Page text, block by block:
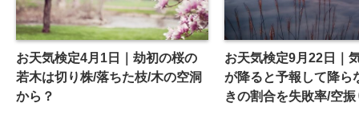
お天気検定4月1日｜劫初の桜の
若木は切り株/落ちた枝/木の空洞
から？
お天気検定9月22日｜
が降ると予報して降ら
きの割合を失敗率/空